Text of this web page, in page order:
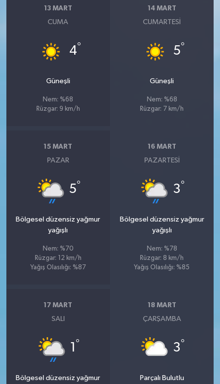
13 MART
CUMA
4°
Güneşli
Nem: %68
Rüzgar: 9 km/h
14 MART
CUMARTESI
5°
Güneşli
Nem: %68
Rüzgar: 7 km/h
15 MART
PAZAR
5°
Bölgesel düzensiz yağmur
yağışlı
Nem: %70
Rüzgar: 12 km/h
Yağış Olasılığı: %87
16 MART
PAZARTESI
3°
Bölgesel düzensiz yağmur
yağışlı
Nem: %78
Rüzgar: 8 km/h
Yağış Olasılığı: %85
17 MART
SALI
1 °
Bölgesel düzensiz yağmur
18 MART
ÇARŞAMBA
3°
Parçalı Bulutlu